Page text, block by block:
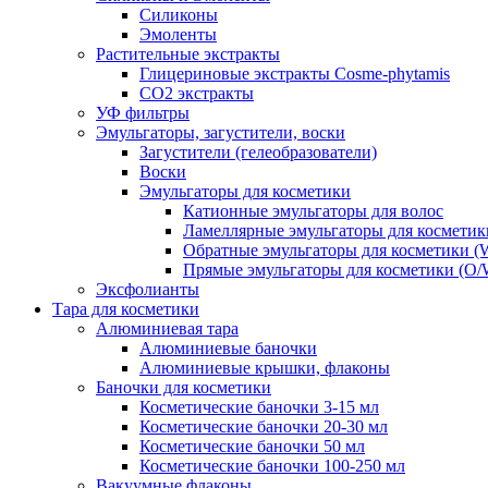
Силиконы
Эмоленты
Растительные экстракты
Глицериновые экстракты Cosme-phytamis
СО2 экстракты
УФ фильтры
Эмульгаторы, загустители, воски
Загустители (гелеобразователи)
Воски
Эмульгаторы для косметики
Катионные эмульгаторы для волос
Ламеллярные эмульгаторы для
Обратные эмульгаторы для косметики
Прямые эмульгаторы для косметики (O/
Эксфолианты
Тара для косметики
Алюминиевая тара
Алюминиевые баночки
Алюминиевые крышки, флаконы
Баночки для косметики
Косметические баночки 3-15 мл
Косметические баночки 20-30 мл
Косметические баночки 50 мл
Косметические баночки 100-250 мл